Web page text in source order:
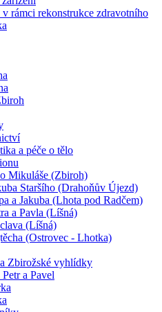
v rámci rekonstrukce zdravotního
a péče o tělo
Mikuláše (Zbiroh)
Staršího (Drahoňův Újezd)
a Jakuba (Lhota pod Radčem)
a Pavla (Líšná)
(Líšná)
(Ostrovec - Lhotka)
Zbirožské vyhlídky
a Pavel